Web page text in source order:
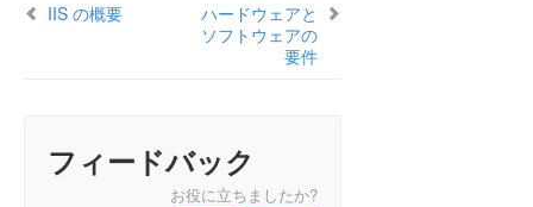
IIS リソース階層のテスト
IIS 階層の管理
IIS のトラブルシューティング
LifeKeeper for Windowsサポートマトリックス
IIS の概要
ハードウェアと
ソフトウェアの
要件
フィードバック
お役に立ちましたか?